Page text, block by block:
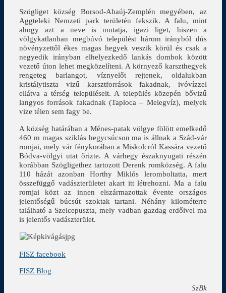
Szögliget község Borsod-Abaúj-Zemplén megyében, az
Aggteleki Nemzeti park területén fekszik. A falu, mint
ahogy azt a neve is mutatja, igazi liget, hiszen a
völgykatlanban megbúvó települést három irányból dús
növényzettől ékes magas hegyek veszik körül és csak a
negyedik irányban elhelyezkedő lankás dombok között
vezető úton lehet megközelíteni. A környező karszthegyek
rengeteg barlangot, víznyelőt rejtenek, oldalukban
kristálytiszta vizű karsztforrások fakadnak, ivóvízzel
ellátva a térség településeit. A település közepén bővizű
langyos források fakadnak (Taploca – Melegvíz), melyek
vize télen sem fagy be.
A község határában a Ménes-patak völgye fölött emelkedő
460 m magas sziklás hegycsúcson ma is állnak a Szád-vár
romjai, mely vár fénykorában a Miskolcról Kassára vezető
Bódva-völgyi utat őrizte. A várhegy északnyugati részén
korábban Szögligethez tartozott Derenk romközség. A falu
110 házát azonban Horthy Miklós leromboltatta, mert
összefüggő vadászterületet akart itt létrehozni. Ma a falu
romjai közt az innen elszármazottak évente országos
jelentőségű búcsút szoktak tartani. Néhány kilométerre
található a Szelcepuszta, mely vadban gazdag erdőivel ma
is jelentős vadászterület.
FISZ facebook
FISZ Blog
SzBk